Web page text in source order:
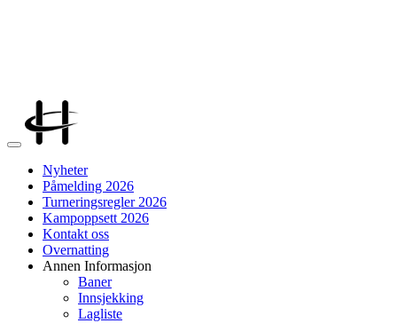
Veksle
navigasjonNyheter
Påmelding 2026
Turneringsregler 2026
Kampoppsett 2026
Kontakt oss
Overnatting
Annen Informasjon
Baner
Innsjekking
Lagliste